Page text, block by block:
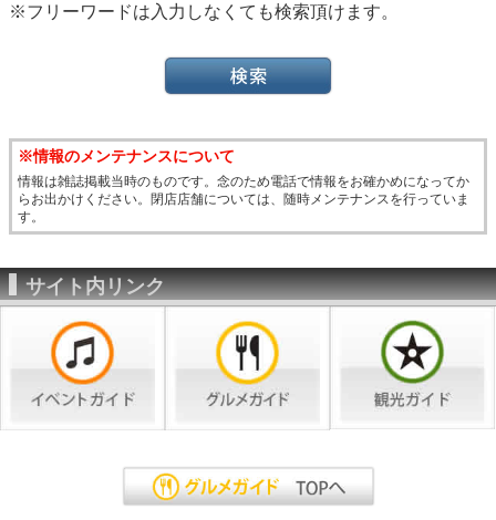
※フリーワードは入力しなくても検索頂けます。
※情報のメンテナンスについて
情報は雑誌掲載当時のものです。念のため電話で情報をお確かめになってか
らお出かけください。閉店店舗については、随時メンテナンスを行っていま
す。
サイト内リンク